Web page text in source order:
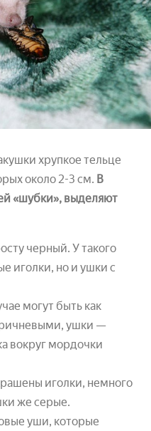
хрупкое тельце
около 2-3 см. В
«шубки», выделяют
черный. У такого
иголки, но и ушки с
могут быть как
ушки —
вокруг мордочки
иголки, немного
же серые.
уши, которые